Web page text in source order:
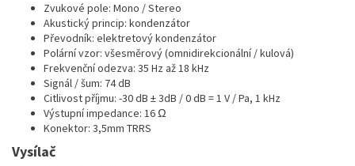
Zvukové pole: Mono / Stereo
Akustický princip: kondenzátor
Převodník: elektretový kondenzátor
Polární vzor: všesměrový (omnidirekcionální / kulová)
Frekvenční odezva: 35 Hz až 18 kHz
Signál / šum: 74 dB
Citlivost příjmu: -30 dB ± 3dB / 0 dB = 1 V / Pa, 1 kHz
Výstupní impedance: 16 Ω
Konektor: 3,5mm TRRS
Vysílač